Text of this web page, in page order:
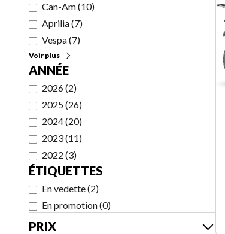
Can-Am(10)
Aprilia(7)
Vespa(7)
Voir plus
ANNÉE
2026(2)
2025(26)
2024(20)
2023(11)
2022 (3)
ÉTIQUETTES
En vedette(2)
En promotion(0)
PRIX